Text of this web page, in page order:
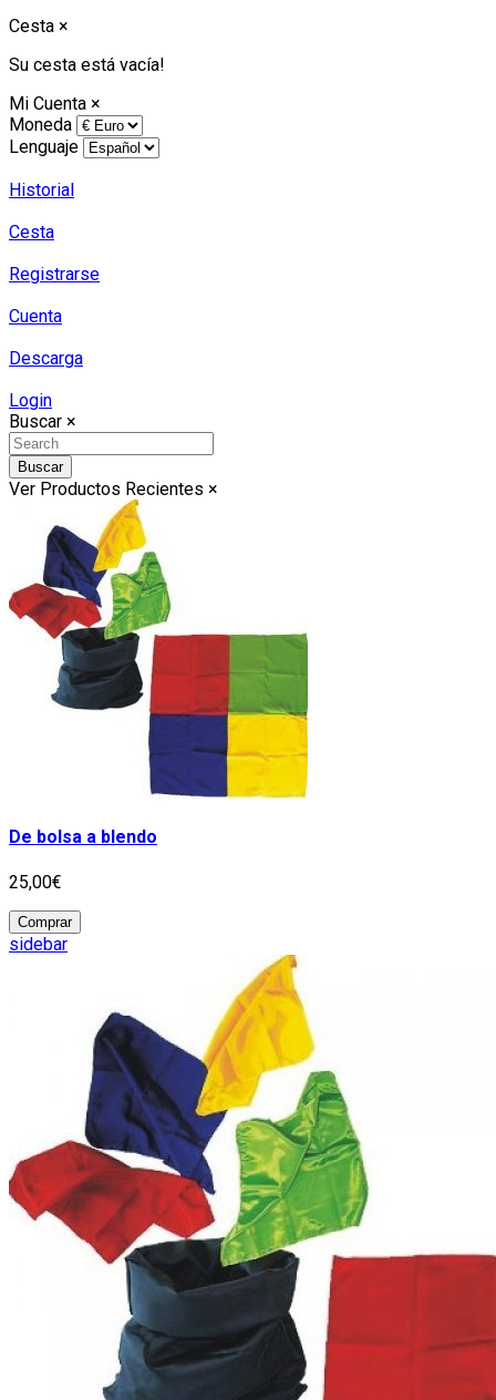
Cesta ×
Su cesta está vacía!
Mi Cuenta ×
Moneda
Lenguaje
Historial
Cesta
Registrarse
Cuenta
Descarga
Login
Buscar ×
Buscar
Ver Productos Recientes ×
De bolsa a blendo
25,00€
Comprar
sidebar